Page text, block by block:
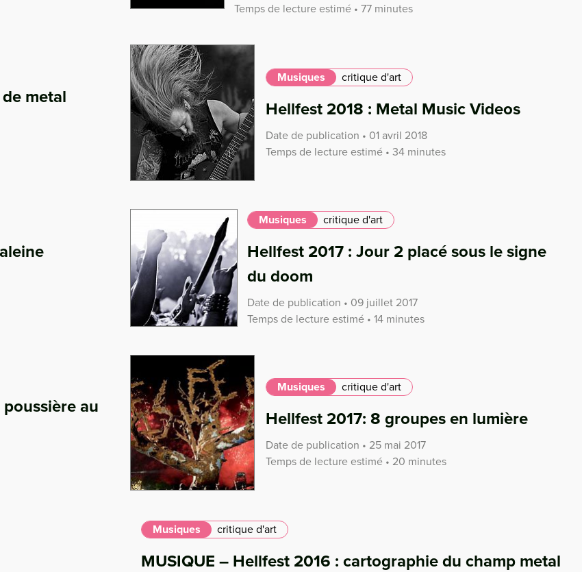
Temps de lecture estimé • 77 minutes
metal
Musiques critique d'art
Hellfest 2018 : Metal Music Videos
Date de publication • 01 avril 2018
Temps de lecture estimé • 34 minutes
Musiques critique d'art
Hellfest 2017 : Jour 2 placé sous le signe
du doom
Date de publication • 09 juillet 2017
Temps de lecture estimé • 14 minutes
au
Musiques critique d'art
Hellfest 2017: 8 groupes en lumière
Date de publication • 25 mai 2017
Temps de lecture estimé • 20 minutes
Musiques critique d'art
MUSIQUE – Hellfest 2016 : cartographie du champ metal